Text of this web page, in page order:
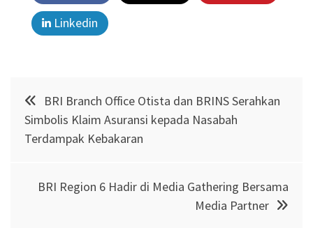
Linkedin
Post
navigation
BRI Branch Office Otista dan BRINS Serahkan
Simbolis Klaim Asuransi kepada Nasabah
Terdampak Kebakaran
BRI Region 6 Hadir di Media Gathering Bersama
Media Partner